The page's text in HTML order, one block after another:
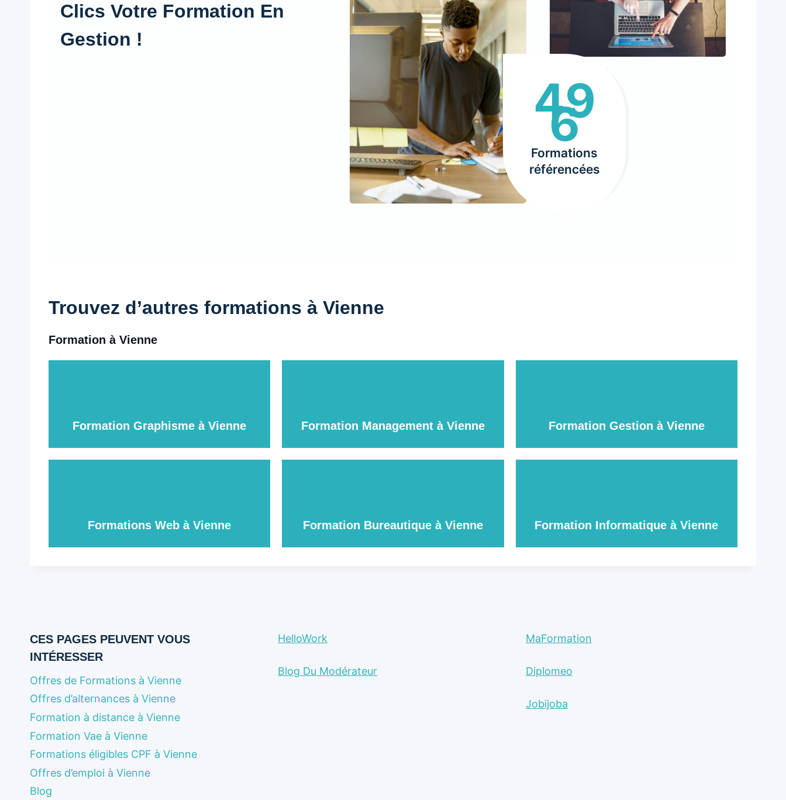
Clics Votre Formation En
Gestion !
49
6
Formations
référencées
Trouvez d’autres formations à Vienne
Formation à Vienne
Formation Graphisme à Vienne Formation Management à Vienne Formation Gestion à Vienne
Formations Web à Vienne Formation Bureautique à Vienne Formation Informatique à Vienne
CES PAGES PEUVENT VOUS
INTÉRESSER
Offres de Formations à Vienne
Offres d’alternances à Vienne
Formation à distance à Vienne
Formation Vae à Vienne
Formations éligibles CPF à Vienne
Offres d’emploi à Vienne
Blog
HelloWork
Blog Du Modérateur
MaFormation
Diplomeo
Jobijoba